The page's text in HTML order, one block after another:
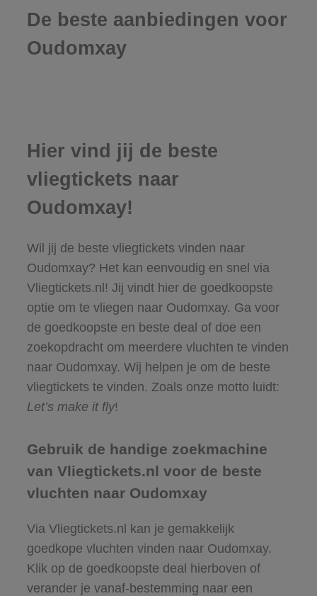
De beste aanbiedingen voor
Oudomxay
Hier vind jij de beste
vliegtickets naar
Oudomxay!
Wil jij de beste vliegtickets vinden naar
Oudomxay? Het kan eenvoudig en snel via
Vliegtickets.nl! Jij vindt hier de goedkoopste
optie om te vliegen naar Oudomxay. Ga voor
de goedkoopste en beste deal of doe een
zoekopdracht om meerdere vluchten te vinden
naar Oudomxay. Wij helpen je om de beste
vliegtickets te vinden. Zoals onze motto luidt:
Let’s make it fly!
Gebruik de handige zoekmachine
van Vliegtickets.nl voor de beste
vluchten naar Oudomxay
Via Vliegtickets.nl kan je gemakkelijk
goedkope vluchten vinden naar Oudomxay.
Klik op de goedkoopste deal hierboven of
verander je vanaf-bestemming naar een